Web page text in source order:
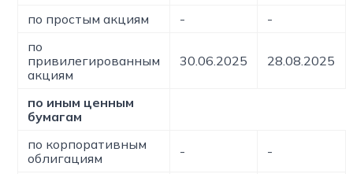
по простым акциям -
-
по
привилегированным
акциям
30.06.2025 28.08.2025
по иным ценным
бумагам
по корпоративным
облигациям
- -